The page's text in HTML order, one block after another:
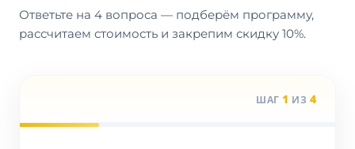
Ответьте на 4 вопроса — подберём программу,
рассчитаем стоимость и закрепим скидку 10%.
ШАГ 1 ИЗ 4